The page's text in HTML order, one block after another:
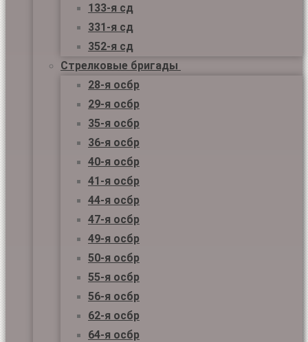
133-я сд
331-я сд
352-я сд
Стрелковые бригады
28-я осбр
29-я осбр
35-я осбр
36-я осбр
40-я осбр
41-я осбр
44-я осбр
47-я осбр
49-я осбр
50-я осбр
55-я осбр
56-я осбр
62-я осбр
64-я осбр